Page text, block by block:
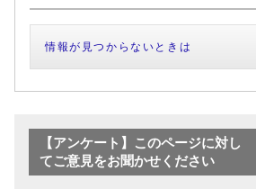
情報が見つからないときは
【アンケート】このページに対し
てご意見をお聞かせください